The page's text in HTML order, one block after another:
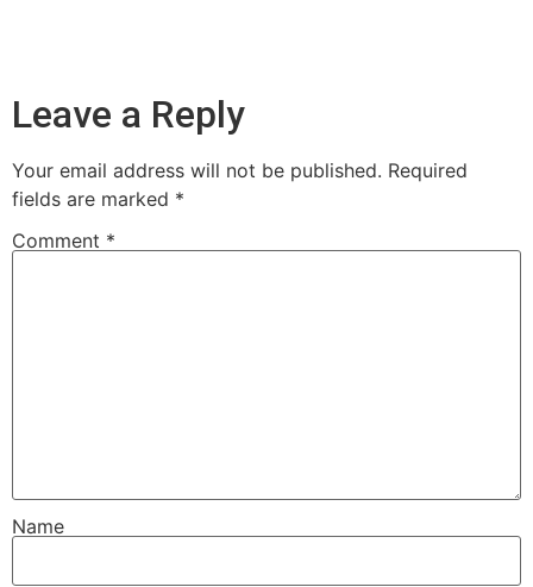
Leave a Reply
Your email address will not be published. Required
fields are marked *
Comment *
Name